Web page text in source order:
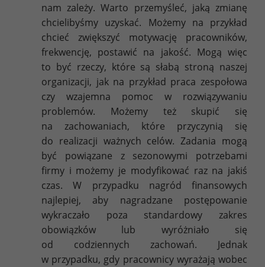
nam zależy. Warto przemyśleć, jaką zmianę
chcielibyśmy uzyskać. Możemy na przykład
chcieć zwiększyć motywację pracowników,
frekwencję, postawić na jakość. Mogą więc
to być rzeczy, które są słabą stroną naszej
organizacji, jak na przykład praca zespołowa
czy wzajemna pomoc w rozwiązywaniu
problemów. Możemy też skupić się
na zachowaniach, które przyczynią się
do realizacji ważnych celów. Zadania mogą
być powiązane z sezonowymi potrzebami
firmy i możemy je modyfikować raz na jakiś
czas. W przypadku nagród finansowych
najlepiej, aby nagradzane postępowanie
wykraczało poza standardowy zakres
obowiązków lub wyróżniało się
od codziennych zachowań. Jednak
w przypadku, gdy pracownicy wyrażają wobec